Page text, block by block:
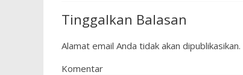
Tinggalkan Balasan
Alamat email Anda tidak akan dipublikasikan.
Komentar